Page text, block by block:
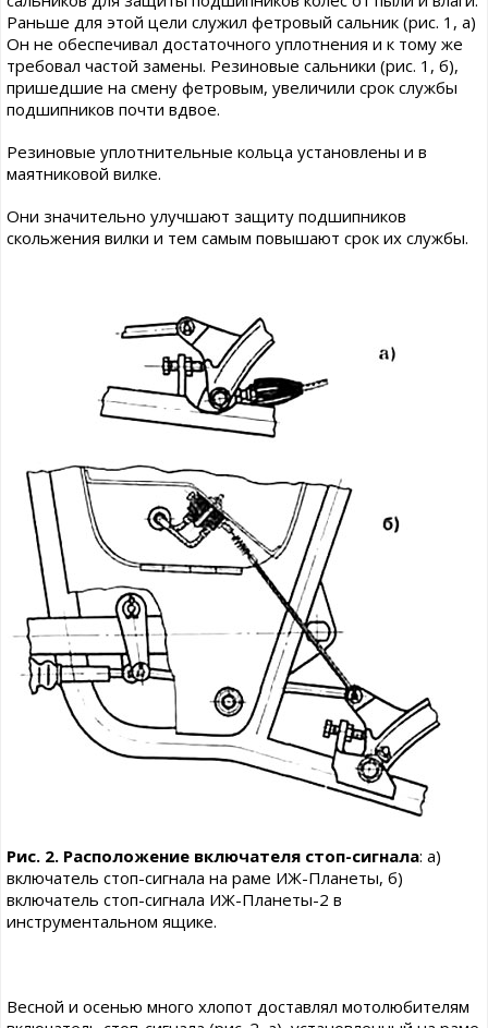
Раньше для этой цели служил фетровый сальник (рис. 1, а)
Он не обеспечивал достаточного уплотнения и к тому же
требовал частой замены. Резиновые сальники (рис. 1, б),
пришедшие на смену фетровым, увеличили срок службы
подшипников почти вдвое.
Резиновые уплотнительные кольца установлены и в
маятниковой вилке.
Они значительно улучшают защиту подшипников
скольжения вилки и тем самым повышают срок их службы.
Рис. 2. Расположение включателя стоп-сигнала: а)
включатель стоп-сигнала на раме ИЖ-Планеты, б)
включатель стоп-сигнала ИЖ-Планеты-2 в
инструментальном ящике.
Весной и осенью много хлопот доставлял мотолюбителям